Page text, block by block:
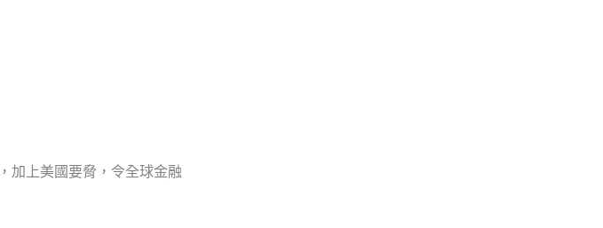
加上美國要脅，令全球金融